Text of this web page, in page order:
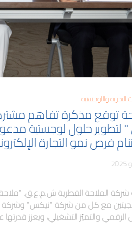
البحرية واللوجستية
توقع مذكرة تفاهم
حلول لوجستية
فرص نمو التجارة
شركة الملاحة القطرية ش.م.ع.ق.
مع كل من شركة "نيكس"
الرقمي والتميّز التشغيلي، ويعزز